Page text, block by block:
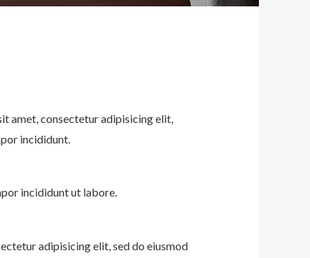
amet, consectetur adipisicing elit,
incididunt.
incididunt ut labore.
adipisicing elit, sed do eiusmod